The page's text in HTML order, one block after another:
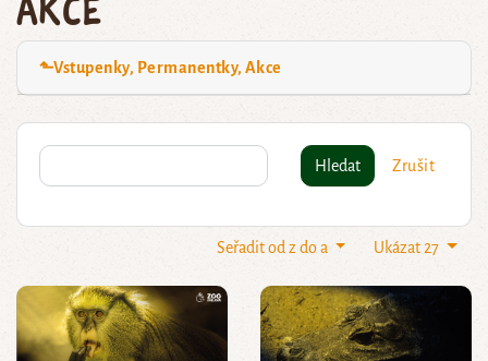
⬑Vstupenky, Permanentky, Akce
Hledat Zrušit
Ukázat 27
Seřadit od z do a